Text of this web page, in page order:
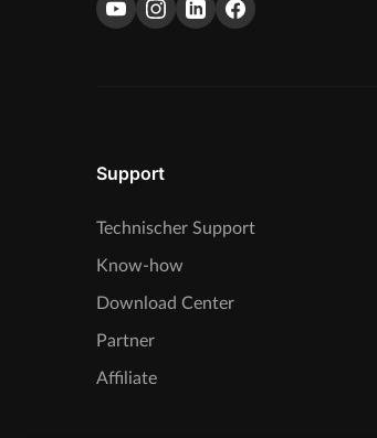
Support
Technischer Support
Know-how
Download Center
Partner
Affiliate